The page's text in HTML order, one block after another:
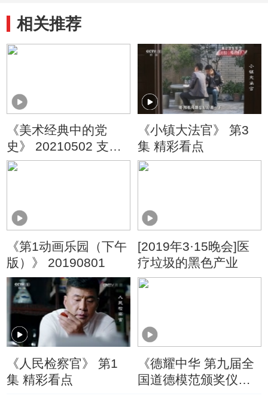
相关推荐
《美术经典中的党
史》 20210502 支前
（31）
《小镇大法官》 第3
集 精彩看点
《第1动画乐园（下午
版）》 20190801
[2019年3·15晚会]医
疗垃圾的黑色产业
《人民检察官》 第1
集 精彩看点
《德耀中华 第九届全
国道德模范颁奖仪